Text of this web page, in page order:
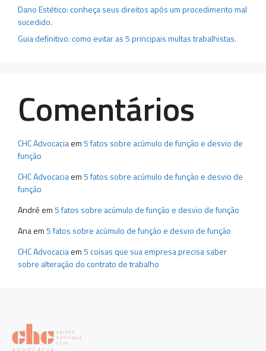
Dano Estético: conheça seus direitos após um procedimento mal
sucedido.
Guia definitivo: como evitar as 5 principais multas trabalhistas.
Comentários
CHC Advocaciaem5 fatos sobre acúmulo de função e desvio de
função
CHC Advocaciaem5 fatos sobre acúmulo de função e desvio de
função
André em5 fatos sobre acúmulo de função e desvio de função
Anaem5 fatos sobre acúmulo de função e desvio de função
CHC Advocaciaem5 coisas que sua empresa precisa saber
sobre alteração do contrato de trabalho